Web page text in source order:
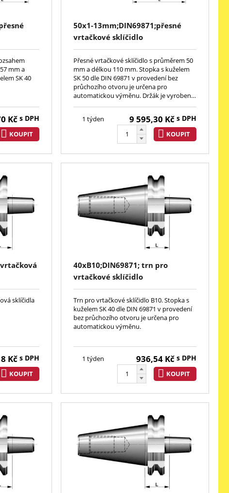
mm a
SK 40
Kč s DPH
KOUPIT
50x1-13mm;DIN69871;přesné
vrtačkové sklíčidlo
Přesné vrtačkové sklíčidlo s průměrem 50
mm a délkou 110 mm. Stopka s kuželem
SK 50 dle DIN 69871 v provedení bez
průchozího otvoru je určena pro
automatickou výměnu. Držák je vyroben z
1 týden 9 595,30 Kč s DPH
KOUPIT
sklíčidla
Kč s DPH
KOUPIT
40xB10;DIN69871; trn pro
vrtačkové sklíčidlo
Trn pro vrtačkové sklíčidlo B10. Stopka s
kuželem SK 40 dle DIN 69871 v provedení
bez průchozího otvoru je určena pro
automatickou výměnu.
1 týden 936,54Kč s DPH
KOUPIT